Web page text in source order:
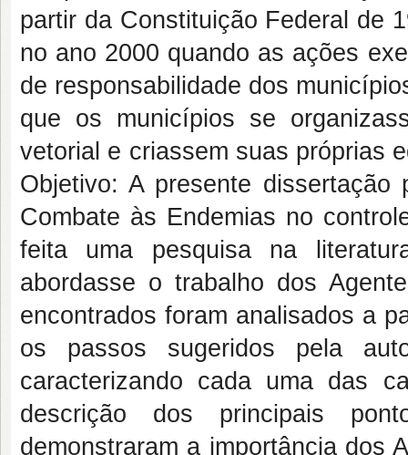
partir da Constituição Federal de
no ano 2000 quando as ações
de responsabilidade dos
que os municípios se
vetorial e criassem suas próprias
Objetivo: A presente
Combate às Endemias no
feita uma pesquisa na
abordasse o trabalho dos
encontrados foram analisados a
os passos sugeridos pela
caracterizando cada uma das
descrição dos principais
demonstraram a importância dos